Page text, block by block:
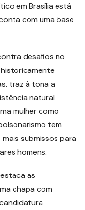
em Brasília está
com uma base
desafios no
traz à tona a
natural
mulher como
tem
submissos para
homens.
as
chapa com